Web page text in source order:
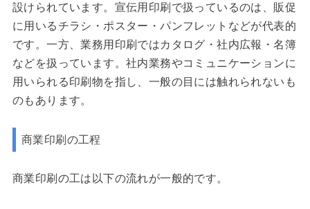
設けられています。宣伝用印刷で扱っているのは、販促
に用いるチラシ・ポスター・パンフレットなどが代表的
です。一方、業務用印刷ではカタログ・社内広報・名簿
などを扱っています。社内業務やコミュニケーションに
用いられる印刷物を指し、一般の目には触れられないも
のもあります。
商業印刷の工程
商業印刷の工は以下の流れが一般的です。